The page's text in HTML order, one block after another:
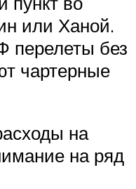
или Ханой.
перелеты без
чартерные
на
на ряд